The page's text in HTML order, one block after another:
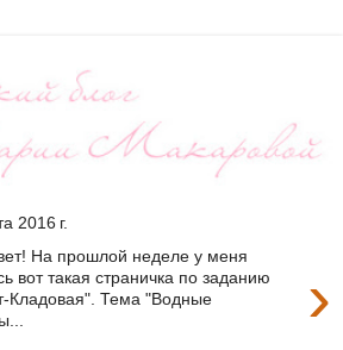
2016 г.
›
На прошлой неделе у меня
вот такая страничка по заданию
Кладовая". Тема "Водные